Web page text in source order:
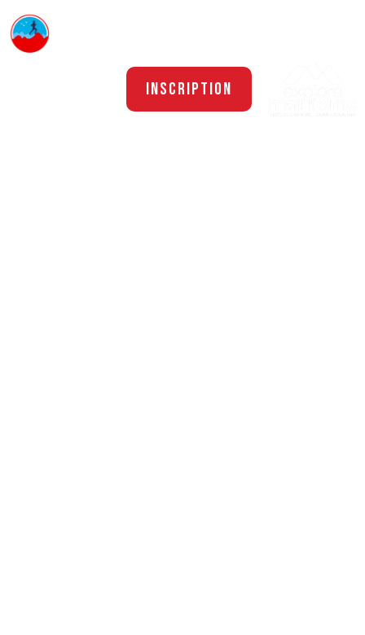
Inscription
La Maurienne,